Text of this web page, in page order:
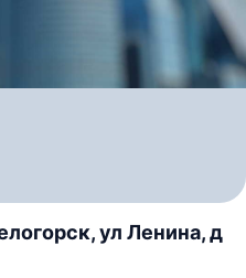
ул Ленина, д